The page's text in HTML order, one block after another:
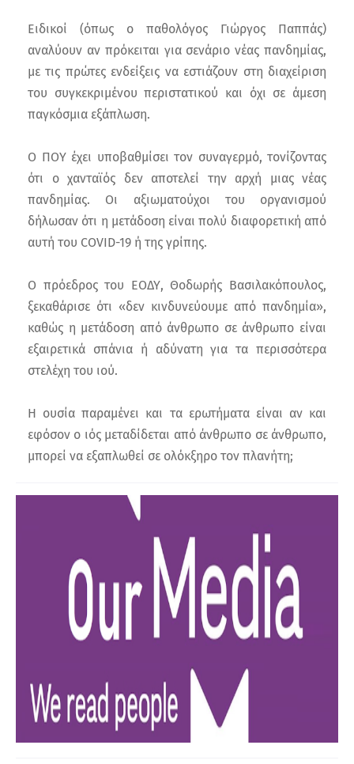
Ειδικοί (όπως ο παθολόγος Γιώργος Παππάς)
αναλύουν αν πρόκειται για σενάριο νέας πανδημίας,
με τις πρώτες ενδείξεις να εστιάζουν στη διαχείριση
του συγκεκριμένου περιστατικού και όχι σε άμεση
παγκόσμια εξάπλωση.
Ο ΠΟΥ έχει υποβαθμίσει τον συναγερμό, τονίζοντας
ότι ο χανταϊός δεν αποτελεί την αρχή μιας νέας
πανδημίας. Οι αξιωματούχοι του οργανισμού
δήλωσαν ότι η μετάδοση είναι πολύ διαφορετική από
αυτή του COVID-19 ή της γρίπης.
Ο πρόεδρος του ΕΟΔΥ, Θοδωρής Βασιλακόπουλος,
ξεκαθάρισε ότι «δεν κινδυνεύουμε από πανδημία»,
καθώς η μετάδοση από άνθρωπο σε άνθρωπο είναι
εξαιρετικά σπάνια ή αδύνατη για τα περισσότερα
στελέχη του ιού.
Η ουσία παραμένει και τα ερωτήματα είναι αν και
εφόσον ο ιός μεταδίδεται από άνθρωπο σε άνθρωπο,
μπορεί να εξαπλωθεί σε ολόκξηρο τον πλανήτη;